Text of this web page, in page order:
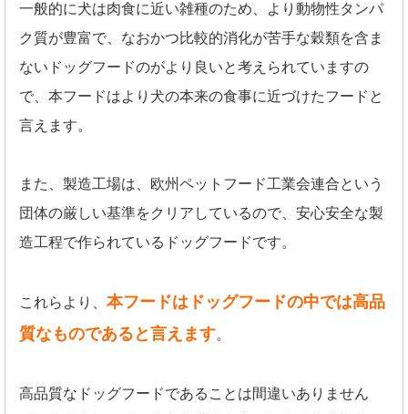
一般的に犬は肉食に近い雑種のため、より動物性タンパ
ク質が豊富で、なおかつ比較的消化が苦手な穀類を含ま
ないドッグフードのがより良いと考えられていますの
で、本フードはより犬の本来の食事に近づけたフードと
言えます。
また、製造工場は、欧州ペットフード工業会連合という
団体の厳しい基準をクリアしているので、安心安全な製
造工程で作られているドッグフードです。
これらより、 本フードはドッグフードの中では高品
質なものであると言えます。
高品質なドッグフードであることは間違いありません